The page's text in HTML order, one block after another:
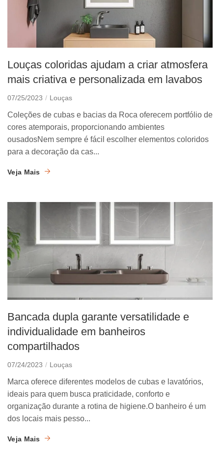
Louças coloridas ajudam a criar atmosfera
mais criativa e personalizada em lavabos
07/25/2023 Louças
Coleções de cubas e bacias da Roca oferecem portfólio de
cores atemporais, proporcionando ambientes
ousadosNem sempre é fácil escolher elementos coloridos
para a decoração da cas...
Veja Mais
Bancada dupla garante versatilidade e
individualidade em banheiros
compartilhados
07/24/2023 Louças
Marca oferece diferentes modelos de cubas e lavatórios,
ideais para quem busca praticidade, conforto e
organização durante a rotina de higiene.O banheiro é um
dos locais mais pesso...
Veja Mais